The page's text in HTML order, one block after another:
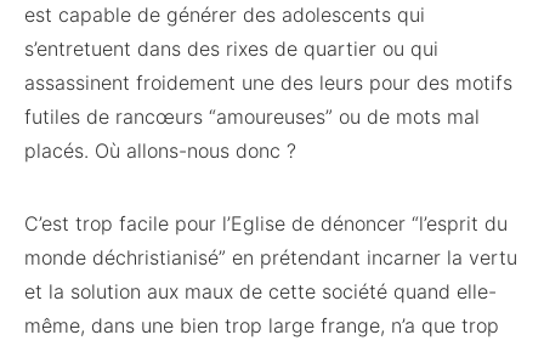
est capable de générer des adolescents qui
s’entretuent dans des rixes de quartier ou qui
assassinent froidement une des leurs pour des motifs
futiles de rancœurs “amoureuses” ou de mots mal
placés. Où allons-nous donc ?
C’est trop facile pour l’Eglise de dénoncer “l’esprit du
monde déchristianisé” en prétendant incarner la vertu
et la solution aux maux de cette société quand elle-
même, dans une bien trop large frange, n’a que trop